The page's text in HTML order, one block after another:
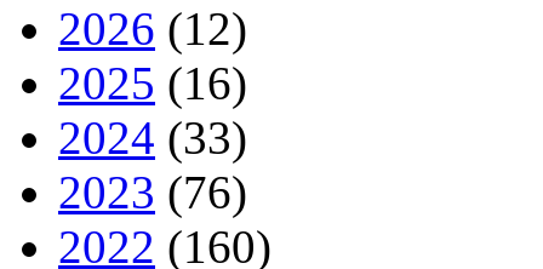
2026 (12)
2025 (16)
2024 (33)
2023 (76)
2022 (160)